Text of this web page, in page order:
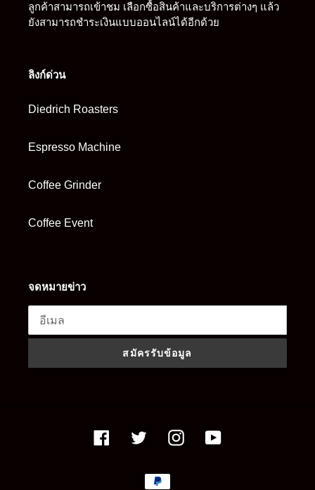
ลูกค้าสามารถเข้าชม เลือกซื้อสินค้าและบริการต่างๆ แล้ว
ยังสามารถชำระเงินแบบออนไลน์ได้อีกด้วย
ลิงก์ด่วน
Diedrich Roasters
Espresso Machine
Coffee Grinder
Coffee Event
จดหมายข่าว
สมัครรับข้อมูล
FacebookTwitter InstagramYouTube
วิธี